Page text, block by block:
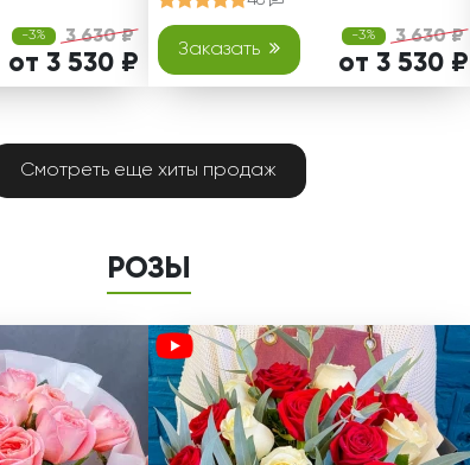
-3% 3 630 ₽
от 3 530 ₽
Заказать
-3% 3 630 ₽
от 3 530 ₽
Смотреть еще хиты продаж
РОЗЫ